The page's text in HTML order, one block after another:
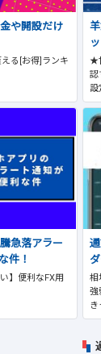
や開設だけ
る[お得]ランキ
★
認
設
急落アラー
件！
】便利なFX用
相
強
き